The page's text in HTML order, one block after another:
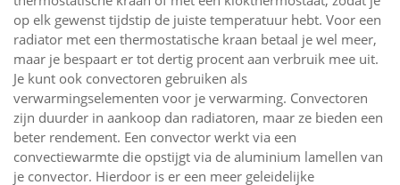
op elk gewenst tijdstip de juiste temperatuur hebt. Voor een
radiator met een thermostatische kraan betaal je wel meer,
maar je bespaart er tot dertig procent aan verbruik mee uit.
Je kunt ook convectoren gebruiken als
verwarmingselementen voor je verwarming. Convectoren
zijn duurder in aankoop dan radiatoren, maar ze bieden een
beter rendement. Een convector werkt via een
convectiewarmte die opstijgt via de aluminium lamellen van
je convector. Hierdoor is er een meer geleidelijke